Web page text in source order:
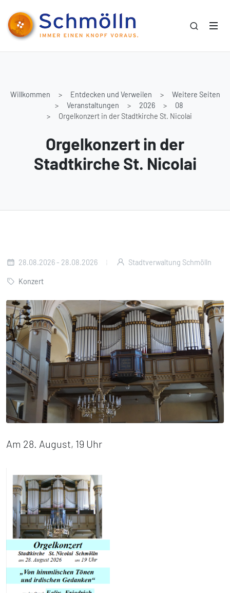
Willkommen Entdecken und Verweilen
Weitere Seiten
Veranstaltungen
2026
08
Orgelkonzert in der Stadtkirche St. Nicolai
Orgelkonzert in der
Stadtkirche St. Nicolai
28.08.2026 - 28.08.2026 Stadtverwaltung Schmölln
Konzert
Am 28. August, 19 Uhr